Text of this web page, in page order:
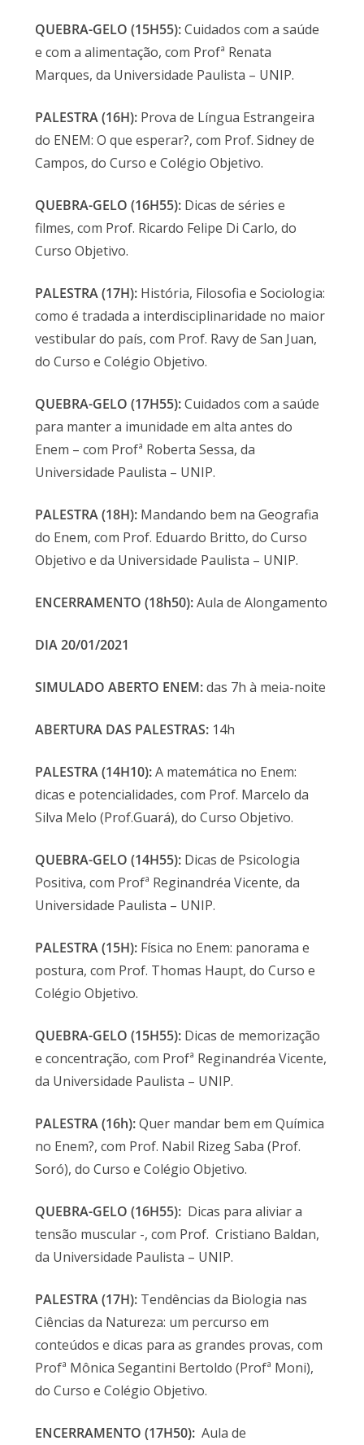
QUEBRA-GELO (15H55):Cuidados com a saúde
e com a alimentação, com Profª Renata
Marques, da Universidade Paulista – UNIP.
PALESTRA (16H):Prova de Língua Estrangeira
do ENEM: O que esperar?, com Prof. Sidney de
Campos, do Curso e Colégio Objetivo.
QUEBRA-GELO (16H55):Dicas de séries e
filmes, com Prof. Ricardo Felipe Di Carlo, do
Curso Objetivo.
PALESTRA (17H):História, Filosofia e Sociologia:
como é tradada a interdisciplinaridade no maior
vestibular do país, com Prof. Ravy de San Juan,
do Curso e Colégio Objetivo.
QUEBRA-GELO (17H55):Cuidados com a saúde
para manter a imunidade em alta antes do
Enem – com Profª Roberta Sessa, da
Universidade Paulista – UNIP.
PALESTRA (18H):Mandando bem na Geografia
do Enem, com Prof. Eduardo Britto, do Curso
Objetivo e da Universidade Paulista – UNIP.
ENCERRAMENTO (18h50):Aula de Alongamento
DIA 20/01/2021
SIMULADO ABERTO ENEM:das 7h à meia-noite
ABERTURA DAS PALESTRAS:14h
PALESTRA (14H10):A matemática no Enem:
dicas e potencialidades, com Prof. Marcelo da
Silva Melo (Prof.Guará), do Curso Objetivo.
QUEBRA-GELO (14H55):Dicas de Psicologia
Positiva, com Profª Reginandréa Vicente, da
Universidade Paulista – UNIP.
PALESTRA (15H):Física no Enem: panorama e
postura, com Prof. Thomas Haupt, do Curso e
Colégio Objetivo.
QUEBRA-GELO (15H55):Dicas de memorização
e concentração, com Profª Reginandréa Vicente,
da Universidade Paulista – UNIP.
PALESTRA (16h):Quer mandar bem em Química
no Enem?, com Prof. Nabil Rizeg Saba (Prof.
Soró), do Curso e Colégio Objetivo.
QUEBRA-GELO (16H55):Dicas para aliviar a
tensão muscular -, com Prof. Cristiano Baldan,
da Universidade Paulista – UNIP.
PALESTRA (17H):Tendências da Biologia nas
Ciências da Natureza: um percurso em
conteúdos e dicas para as grandes provas, com
Profª Mônica Segantini Bertoldo (Profª Moni),
do Curso e Colégio Objetivo.
ENCERRAMENTO (17H50): Aula de